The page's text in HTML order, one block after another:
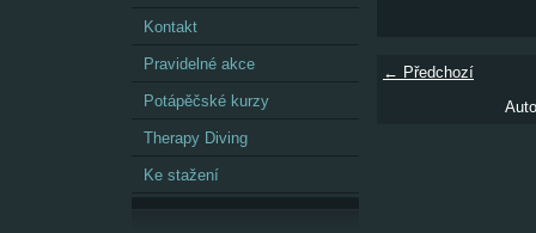
Kontakt
Pravidelné akce
Potápěčské kurzy
Therapy Diving
Ke stažení
← Předchozí